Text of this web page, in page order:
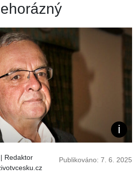
Redaktor
Publikováno: 7. 6. 2025